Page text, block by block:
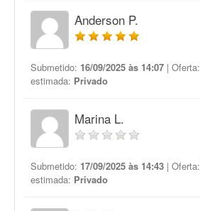
Anderson P.
Submetido: 16/09/2025 às 14:07 | Oferta:
estimada: Privado
Marina L.
Submetido: 17/09/2025 às 14:43 | Oferta:
estimada: Privado